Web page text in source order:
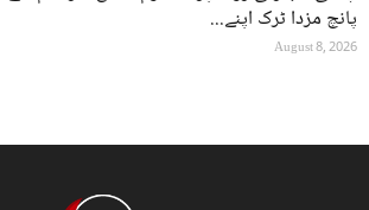
پانچ مزدا ٹرک اپنے...
August 8, 2026